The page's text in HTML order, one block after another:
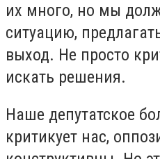
их много, но мы
ситуацию,
выход. Не просто
искать решения.
Наше депутатское
критикует нас,